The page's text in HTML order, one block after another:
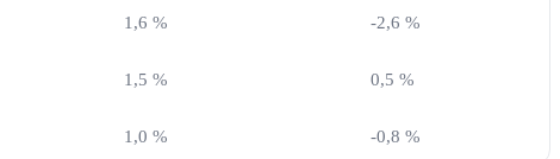
1,6 % -2,6 %
1,5 % 0,5 %
1,0 % -0,8 %